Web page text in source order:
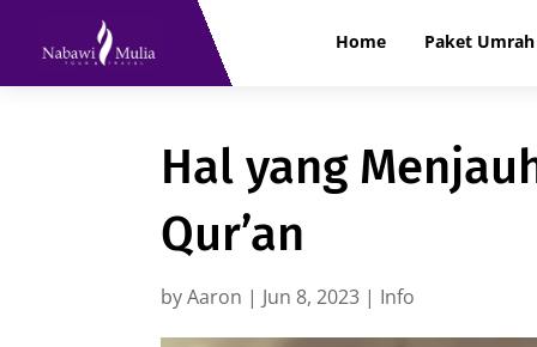
Home Paket Umrah
Hal yang
Qur’an
byAaron | Jun 8, 2023 | Info